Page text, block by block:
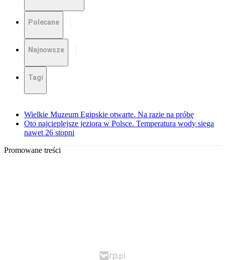
Polecane
Najnowsze
Tagi
Wielkie Muzeum Egipskie otwarte. Na razie na próbę
Oto najcieplejsze jeziora w Polsce. Temperatura wody sięga
nawet 26 stopni
Promowane treści